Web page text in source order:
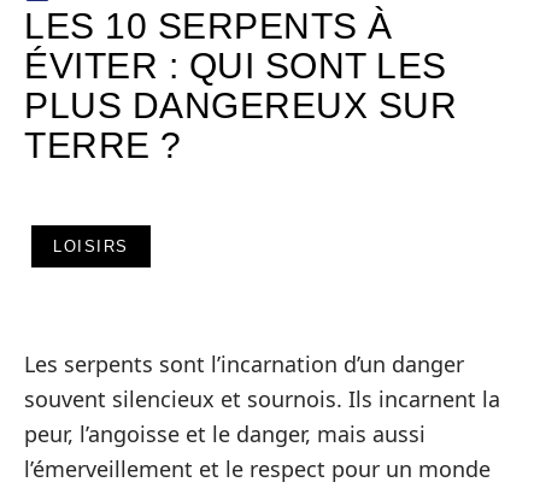
LES 10 SERPENTS À
ÉVITER : QUI SONT LES
PLUS DANGEREUX SUR
TERRE ?
LOISIRS
Les serpents sont l’incarnation d’un danger
souvent silencieux et sournois. Ils incarnent la
peur, l’angoisse et le danger, mais aussi
l’émerveillement et le respect pour un monde